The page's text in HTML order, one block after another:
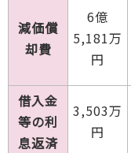
減価償
却費
6億
5,181万
円
借入金
等の利
息返済
3,503万
円